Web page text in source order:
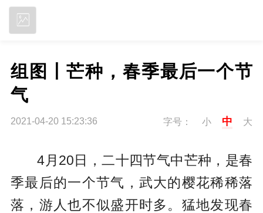
组图丨芒种，春季最后一个节
气
2021-04-20 15:23:36 字号： 小 中 大
4月20日，二十四节气中芒种，是春
季最后的一个节气，武大的樱花稀稀落
落，游人也不似盛开时多。猛地发现春